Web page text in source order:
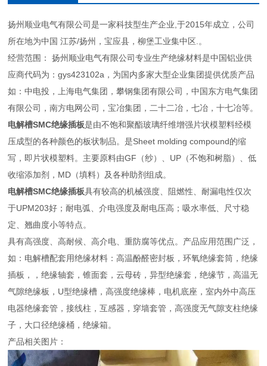
扬州顺业电气有限公司是一家科技型生产企业,于2015年成立，公司
所在地为中国 江苏/扬州，宝应县，柳堡工业集中区.。
经营范围： 扬州顺业电气有限公司专业生产绝缘材料是中国铝业供
应商代码为：gys423102a，为国内多家大型企业集团提供优质产品
如：中电投，上海电气集团，攀钢集团有限公司，中国东方电气集团
有限公司，南方电网公司，宝冶集团，二十二冶，七冶，十七冶等。
电解槽SMC绝缘插板是由不饱和聚酯玻璃纤维增强片状模塑料经模
压成型的各种颜色的板状制品。是Sheet molding compound的缩
写，即片状模塑料。主要原料由GF（纱）、UP（不饱和树脂）、低
收缩添加剂，MD（填料）及各种助剂组成。
电解槽SMC绝缘插板具有较高的机械强度、阻燃性、耐漏电性仅次
于UPM203好；耐电弧、介电强度及耐电压高；吸水率低、尺寸稳
定、翘曲度小等特点。
具有高强度、高耐候、高介电、重防腐等优点。产品应用范围广泛，
如：电解槽配套用绝缘材料：高温酚醛密封板，环氧绝缘套筒，绝缘
插板，，绝缘轴套，锥面套，云母砖，异型绝缘套，绝缘节，高温无
气隙绝缘板，U型绝缘槽，高强度绝缘棒，电机底座，室内外中高压
电器绝缘套管，接线柱，互感器，穿墙套管，高强度无气隙支柱绝缘
子，大口径绝缘桶，绝缘箱。
产品相关图片：